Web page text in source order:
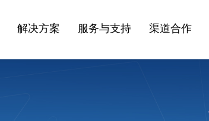
解决方案 服务与支持 渠道合作